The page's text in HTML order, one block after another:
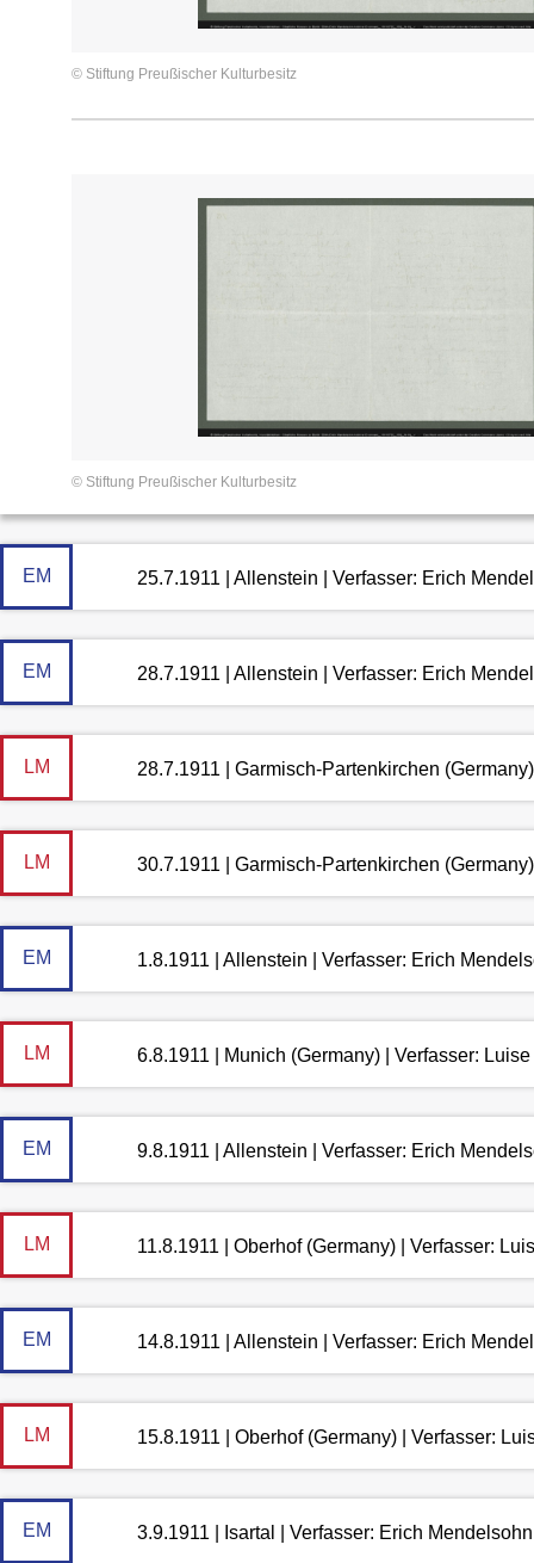
© Stiftung Preußischer Kulturbesitz
© Stiftung Preußischer Kulturbesitz
EM 25.7.1911 | Allenstein | Verfasser: Erich
EM 28.7.1911 | Allenstein | Verfasser: Erich
LM 28.7.1911 | Garmisch-Partenkirchen
LM 30.7.1911 | Garmisch-Partenkirchen
EM 1.8.1911 | Allenstein | Verfasser: Erich
LM 6.8.1911 | Munich (Germany) | Verfasser:
EM 9.8.1911 | Allenstein | Verfasser: Erich
LM 11.8.1911 | Oberhof (Germany) | Verfasser:
EM 14.8.1911 | Allenstein | Verfasser: Erich
LM 15.8.1911 | Oberhof (Germany) | Verfasser:
EM 3.9.1911 | Isartal | Verfasser: Erich Mendelsohn